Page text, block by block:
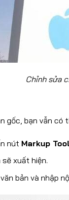
Chỉnh sửa
gốc, bạn vẫn có
nút Markup
sẽ xuất hiện.
bản và nhập